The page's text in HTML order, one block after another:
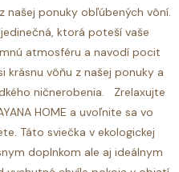
našej ponuky obľúbených vôní.
ktorá poteší vaše
atmosféru a navodí pocit
krásnu vôňu z našej ponuky a
ničnerobenia. Zrelaxujte
HOME a uvoľnite sa vo
Táto sviečka v ekologickej
doplnkom ale aj ideálnym